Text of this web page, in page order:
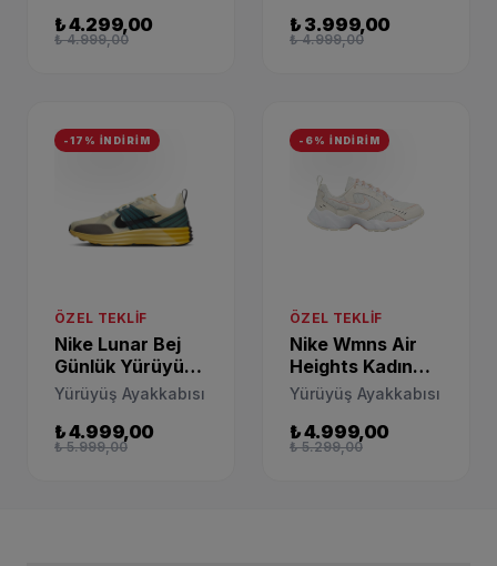
₺ 4.299,00
₺ 4.999,00
₺ 3.999,00
₺ 4.999,00
-17% İNDİRİM
ÖZEL TEKLIF
Nike Lunar Bej
Günlük Yürüyüş
Ayakkabısı
DV2440-700
Yürüyüş Ayakkabısı
₺ 4.999,00
₺ 5.999,00
-6% İNDİRİM
ÖZEL TEKLIF
Nike Wmns Air
Heights Kadın
Koşu Ayakkabısı
CI0603-107
Yürüyüş Ayakkabısı
₺ 4.999,00
₺ 5.299,00